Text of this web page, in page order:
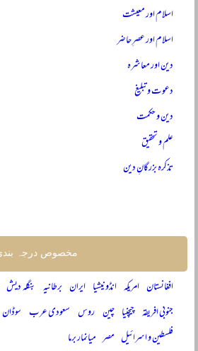
اسلام اور معیشت
اسلام اور عصرِ حاضر
دین اور معاشرہ
دعوت و تبلیغ
دین و حکمت
علم و تحقیق
تذکرہ بزرگانِ دین
مخصوص درجہ
افغانستان امریکہ انڈونیشیا ایران برطانیہ بنگلہ دیش
جنوبی افریقہ چیچنیا چین روس سعودی عرب سوڈان
فلسطین و اسرائیل مصر میانمار برما